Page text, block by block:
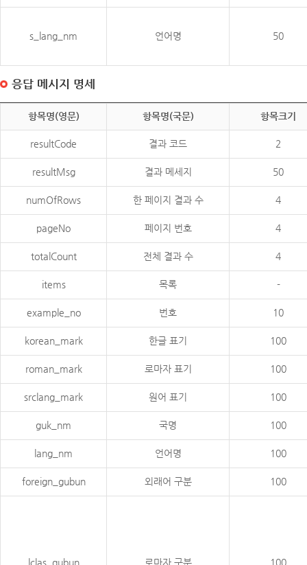
s_lang_nm 언어명 50
응답 메시지 명세
항목명(영문) 항목명(국문) 항목크기
resultCode 결과 코드 2
resultMsg 결과 메세지 50
numOfRows 한 페이지 결과 수 4
pageNo 페이지 번호 4
totalCount 전체 결과 수 4
items 목록 -
example_no 번호 10
korean_mark 한글 표기 100
roman_mark 로마자 표기 100
srclang_mark 원어 표기 100
guk_nm 국명 100
lang_nm 언어명 100
foreign_gubun 외래어 구분 100
lclas_gubun 로마자 구분 100